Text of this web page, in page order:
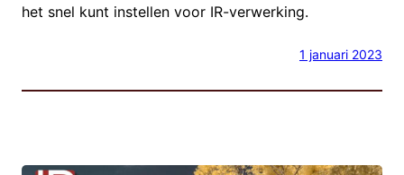
het snel kunt instellen voor IR-verwerking.
1 januari 2023